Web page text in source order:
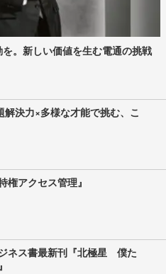
。新しい価値を生む電通の挑戦
解決力×多様な才能で挑む、こ
権アクセス管理』
ネス書最新刊『北極星 僕た